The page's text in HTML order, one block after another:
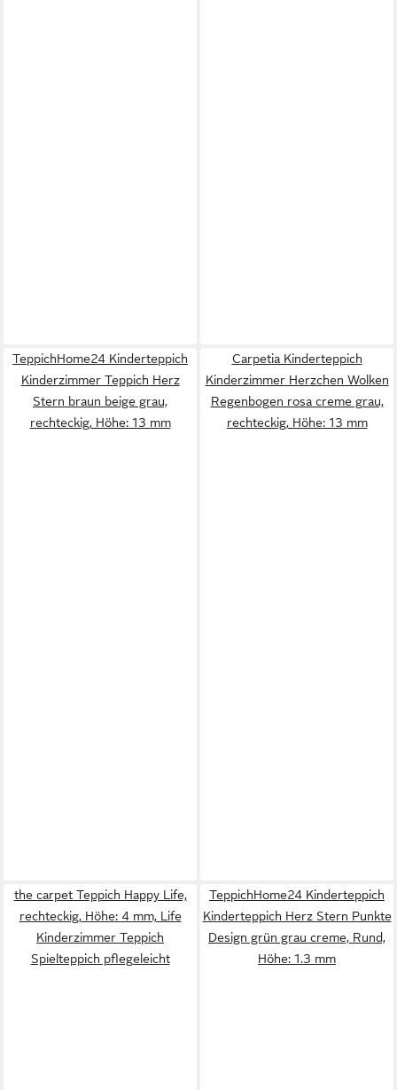
TeppichHome24 Kinderteppich
Kinderzimmer Teppich Herz
Stern braun beige grau,
rechteckig, Höhe: 13 mm
Carpetia Kinderteppich
Kinderzimmer Herzchen Wolken
Regenbogen rosa creme grau,
rechteckig, Höhe: 13 mm
the carpet Teppich Happy Life,
rechteckig, Höhe: 4 mm, Life
Kinderzimmer Teppich
Spielteppich pflegeleicht
TeppichHome24 Kinderteppich
Kinderteppich Herz Stern Punkte
Design grün grau creme, Rund,
Höhe: 1.3 mm